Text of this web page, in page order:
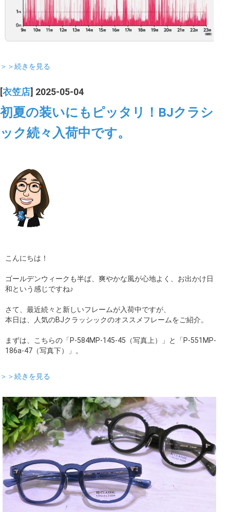
＞＞続きを見る
[衣笠店] 2025-05-04
初夏の装いにもピッタリ！BJクラシ
ック続々入荷中です。
こんにちは！
ゴールデンウィークも半ば、爽やかな風が心地よく、お出かけ日
和という感じですね♪
さて、最近続々と新しいフレームが入荷中ですが、
本日は、人気のBJクラッシックのオススメフレームをご紹介。
まずは、こちらの「P-584MP-145-45（写真上）」と「P-551MP-
186a-47（写真下）」。
＞＞続きを見る